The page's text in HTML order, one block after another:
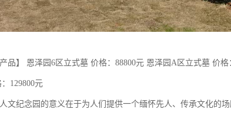
产品】 恩泽园6区立式墓 价格：88800元 恩泽园A区立式墓 价
129800元
文纪念园的意义在于为人们提供一个缅怀先人、传承文化的